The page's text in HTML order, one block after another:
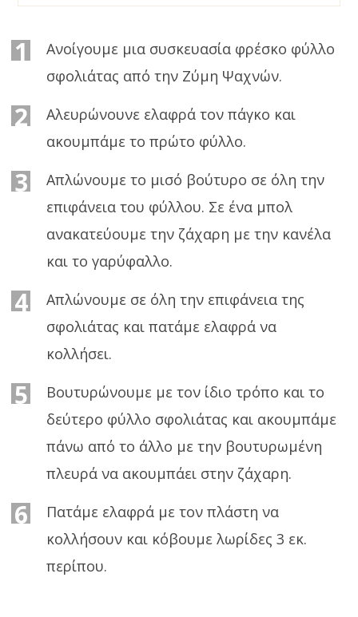
1
Ανοίγουμε μια συσκευασία φρέσκο φύλλο
σφολιάτας από την Ζύμη Ψαχνών.
2
Αλευρώνουνε ελαφρά τον πάγκο και
ακουμπάμε το πρώτο φύλλο.
3
Απλώνουμε το μισό βούτυρο σε όλη την
επιφάνεια του φύλλου. Σε ένα μπολ
ανακατεύουμε την ζάχαρη με την κανέλα
και το γαρύφαλλο.
4
Απλώνουμε σε όλη την επιφάνεια της
σφολιάτας και πατάμε ελαφρά να
κολλήσει.
5
Βουτυρώνουμε με τον ίδιο τρόπο και το
δεύτερο φύλλο σφολιάτας και ακουμπάμε
πάνω από το άλλο με την βουτυρωμένη
πλευρά να ακουμπάει στην ζάχαρη.
6
Πατάμε ελαφρά με τον πλάστη να
κολλήσουν και κόβουμε λωρίδες 3 εκ.
περίπου.